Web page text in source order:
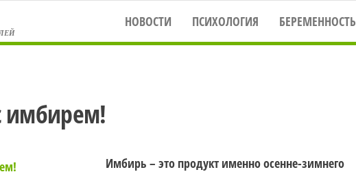
НОВОСТИ ПСИХОЛОГИЯ БЕРЕМЕННОСТЬ
имбирем!
Имбирь – это продукт именно осенне-зимнего